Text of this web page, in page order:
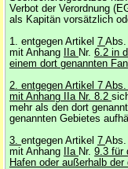
Verbot der Verordnung
als Kapitän vorsätzlich
1. entgegen Artikel
7 Abs.
mit Anhang
IIa Nr. 6.2 in
einem dort genannten
2. entgegen Artikel 7
mit Anhang IIa Nr. 8.2
mehr als den dort
genannten Gebietes
3. entgegen Artikel 7 Abs.
mit Anhang
IIa Nr. 9.3 für
Hafen oder außerhalb